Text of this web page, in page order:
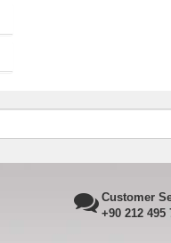
Customer
+90 212 495